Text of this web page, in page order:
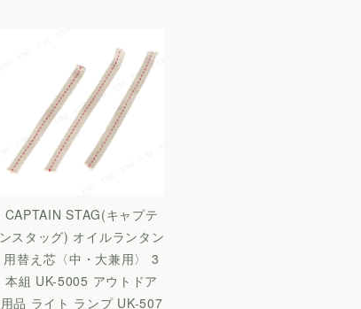
CAPTAIN STAG(キャプテ
ンスタッグ) オイルランタン
用替え芯〈中・大兼用〉 3
本組 UK-5005 アウトドア
用品 ライト ランプ UK-507